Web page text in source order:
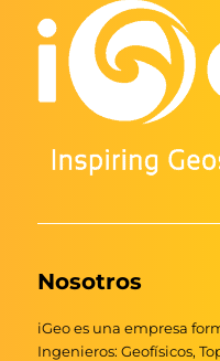
Nosotros
iGeo es una empresa
Ingenieros: Geofísicos,